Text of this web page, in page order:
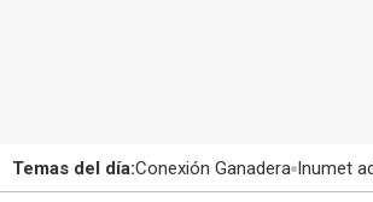
Temas del día:Conexión Ganadera Inumet